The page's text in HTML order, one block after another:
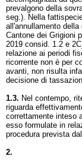
prevalgono della
seg.). Nella
all'annullamento
Cantone dei Grigioni
2019 consid. 1.2 e
relazione ai periodi
ricorrente non è per
avanti, non risulta
decisione di
1.3. Nel contempo,
riguarda
correttamente inteso
esso formulate in
procedura prevista
2.